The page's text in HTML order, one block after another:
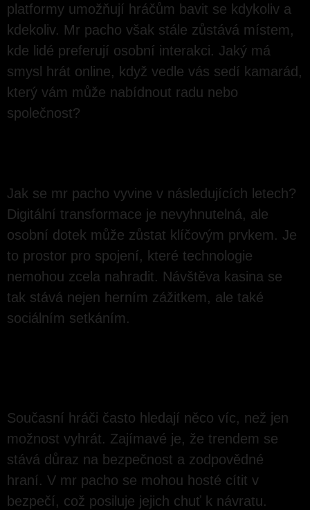
platformy umožňují hráčům bavit se kdykoliv a
kdekoliv. Mr pacho však stále zůstává místem,
kde lidé preferují osobní interakci. Jaký má
smysl hrát online, když vedle vás sedí kamarád,
který vám může nabídnout radu nebo
společnost?
Jak se mr pacho vyvine v následujících letech?
Digitální transformace je nevyhnutelná, ale
osobní dotek může zůstat klíčovým prvkem. Je
to prostor pro spojení, které technologie
nemohou zcela nahradit. Návštěva kasina se
tak stává nejen herním zážitkem, ale také
sociálním setkáním.
Současní hráči často hledají něco víc, než jen
možnost vyhrát. Zajímavé je, že trendem se
stává důraz na bezpečnost a zodpovědné
hraní. V mr pacho se mohou hosté cítit v
bezpečí, což posiluje jejich chuť k návratu.